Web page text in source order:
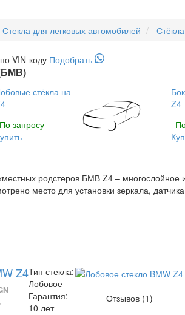
Стекла для легковых автомобилей
VIN-коду Подобрать
стёкла на
По запросу
Z4
родстеров БМВ Z4 –
место для установки зеркала,
Z4Тип стекла:
Лобовое
Гарантия:
10 лет
Отзывов (1)